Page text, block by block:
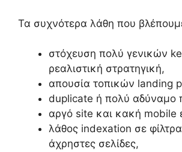
Τα συχνότερα λάθη που
στόχευση πολύ γενικών
ρεαλιστική στρατηγική,
απουσία τοπικών landing
duplicate ή πολύ αδύναμο
αργό site και κακή mobile
λάθος indexation σε
άχρηστες σελίδες,